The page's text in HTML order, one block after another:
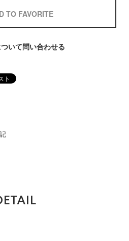
TO FAVORITE
いて問い合わせる